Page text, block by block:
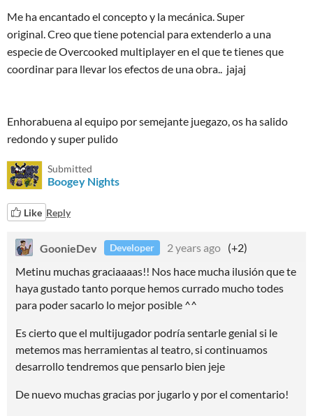
Me ha encantado el concepto y la mecánica. Super
original. Creo que tiene potencial para extenderlo a una
especie de Overcooked multiplayer en el que te tienes que
coordinar para llevar los efectos de una obra.. jajaj
Enhorabuena al equipo por semejante juegazo, os ha salido
redondo y super pulido
Submitted
Boogey Nights
Like Reply
GoonieDev Developer 2 years ago (+2)
Metinu muchas graciaaaas!! Nos hace mucha ilusión que te
haya gustado tanto porque hemos currado mucho todes
para poder sacarlo lo mejor posible ^^
Es cierto que el multijugador podría sentarle genial si le
metemos mas herramientas al teatro, si continuamos
desarrollo tendremos que pensarlo bien jeje
De nuevo muchas gracias por jugarlo y por el comentario!